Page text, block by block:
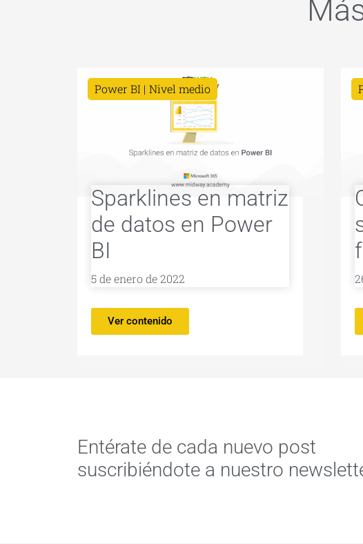
Power BI Nivel medio
Sparklines en matriz
de datos en Power
BI
5 de enero de 2022
Ver contenido
Entérate de cada nuevo post
suscribiéndote a nuestro